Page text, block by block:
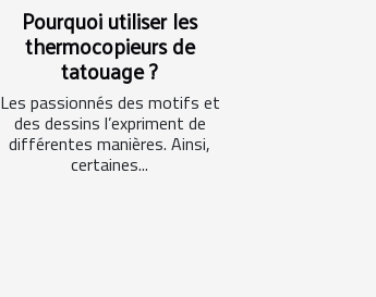
Pourquoi utiliser les
thermocopieurs de
tatouage ?
Les passionnés des motifs et
des dessins l’expriment de
différentes manières. Ainsi,
certaines...